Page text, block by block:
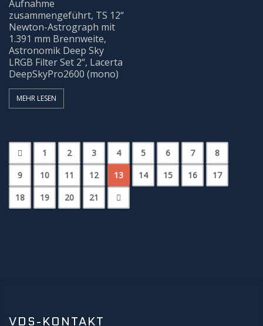
Aufnahme
zusammengeführt, TS 12“
Newton-Astrograph mit
1.391 mm Brennweite,
Astronomik Deep Sky
LRGB Filter Set 2“, Lacerta
DeepSkyPro2600 (mono)
MEHR LESEN
1 2 3 4 5 6 7
8
9
10 11 12 13 14 15 16
17
18
19 20 21
VDS-KONTAKT